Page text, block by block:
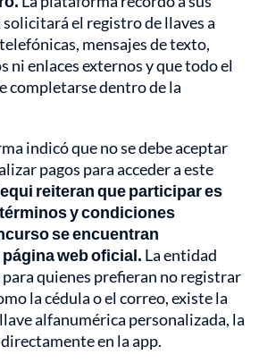
el registro de llaves a
mensajes de texto,
ni enlaces externos y que todo el
completarse dentro de la
indicó que no se debe aceptar
pagos para acceder a este
reiteran que participar es
y condiciones
se encuentran
web oficial. La entidad
quienes prefieran no registrar
la cédula o el correo, existe la
alfanumérica personalizada, la
en la app.